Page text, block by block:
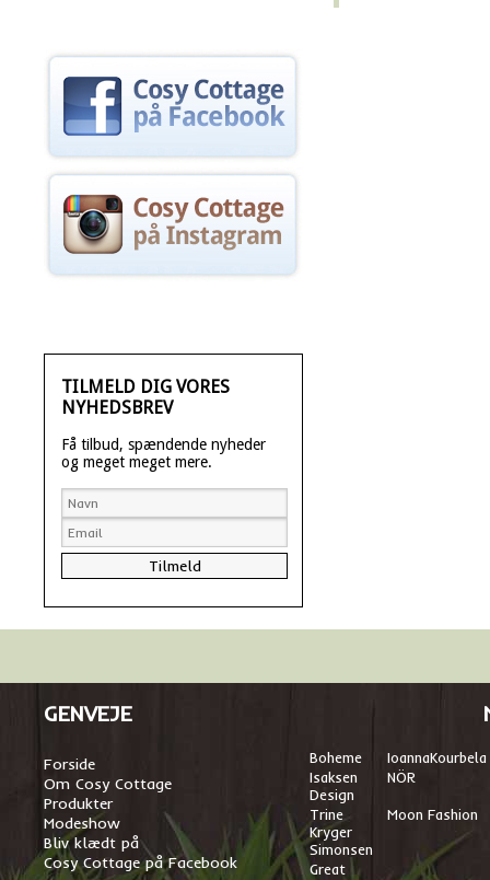
TILMELD DIG VORES
NYHEDSBREV
Få tilbud, spændende nyheder
og meget meget mere.
GENVEJE
Forside
Om Cosy Cottage
Produkter
Modeshow
Bliv klædt på
Cosy Cottage på Facebook
Boheme IoannaKourbela
Isaksen
Design
NÖR
Trine
Kryger
Simonsen
Moon Fashion
Great